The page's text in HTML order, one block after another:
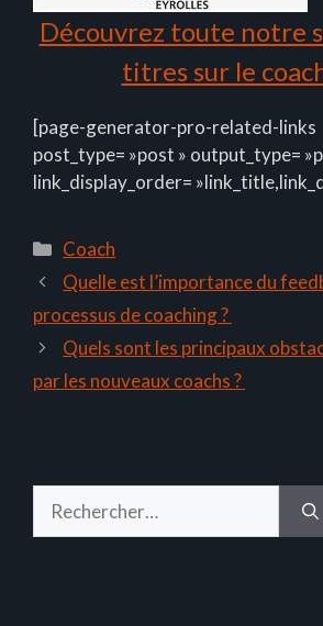
Découvrez toute notre
titres sur le
[page-generator-pro-related-links
post_type= »post » output_type=
link_display_order=
Catégories
Coach
Quelle est l’importance du
processus de coaching ?
Quels sont les principaux
par les nouveaux coachs ?